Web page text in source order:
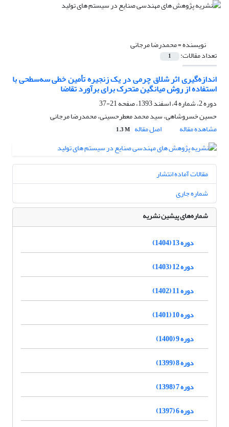
نویسنده =محمدرضا مرجانی
تعداد مقالات: 1
اندازه‌گیری اثر شلاق چرمی در یک زنجیره تأمین خطی سه‌سطحی با
استفاده از روش میانگین متحرک برای برآورد تقاضا
دوره 2، شماره 4، اسفند 1393، صفحه
21-37
حسین خسروشاهی، سید محمد معطرحسینی، محمدرضا مرجانی
مشاهده مقاله
اصل مقاله 1.3 M
مقالات آماده انتشار
شماره جاری
شماره‌های پیشین نشریه
دوره 13 (1404)
دوره 12 (1403)
دوره 11 (1402)
دوره 10 (1401)
دوره 9 (1400)
دوره 8 (1399)
دوره 7 (1398)
دوره 6 (1397)